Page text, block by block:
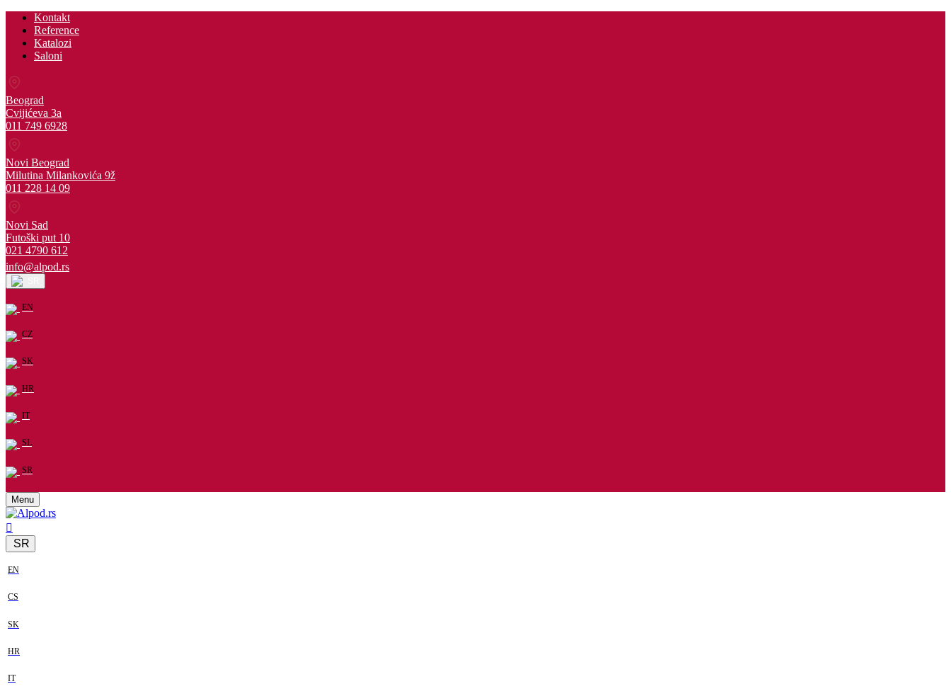
Kontakt
Reference
Katalozi
Saloni
Beograd
Cvijićeva 3a
011 749 6928
Novi Beograd
Milutina Milankovića 9ž
011 228 14 09
Novi Sad
Futoški put 10
021 4790 612
info@alpod.rs
EN
CZ
SK
HR
IT
SL
SR
Menu
SR
EN
CS
SK
HR
IT